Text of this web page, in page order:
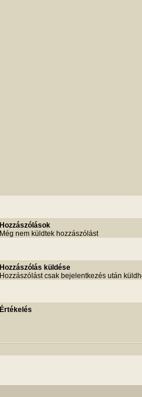
Hozzászólások
Még nem küldtek hozzászólást
Hozzászólás küldése
Hozzászólást csak bejelentkezés után
Értékelés